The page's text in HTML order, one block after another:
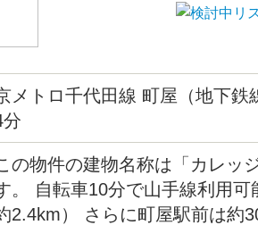
メトロ千代田線 町屋（地下
の物件の建物名称は「カレッ
。 自転車10分で山手線利用可
2.4km） さらに町屋駅前は約